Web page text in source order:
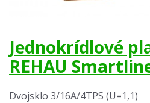
Jednokrídlové
REHAU
Dvojsklo 3/16A/4TPS (U=1,1)